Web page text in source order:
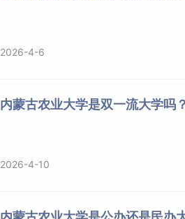
2026-4-6
内蒙古农业大学是双一流大学吗？
2026-4-10